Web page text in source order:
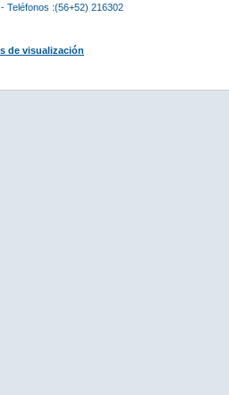
Teléfonos :(56+52) 216302
de visualización